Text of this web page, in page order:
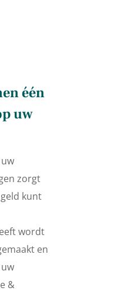
één
uw
zorgt
kunt
wordt
en
&